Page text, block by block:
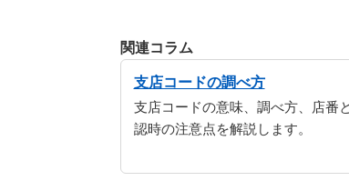
関連コラム
支店コードの調べ方
支店コードの意味、調べ方、店番
認時の注意点を解説します。